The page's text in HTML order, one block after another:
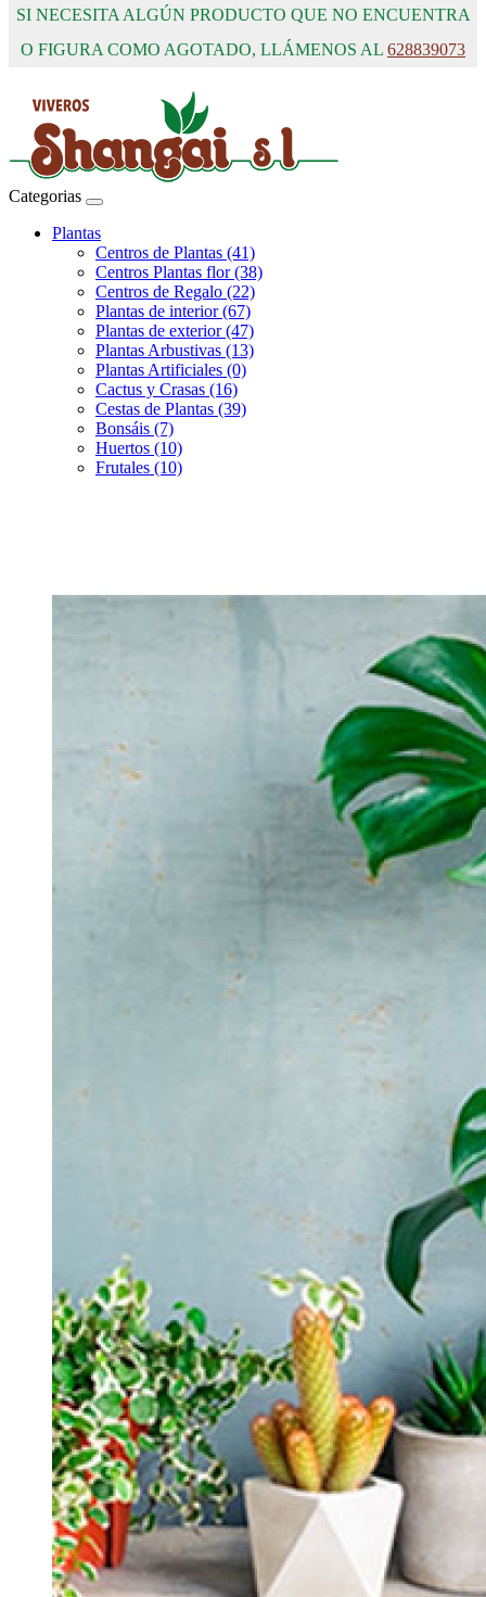
SI NECESITA ALGÚN PRODUCTO QUE NO ENCUENTRA
O FIGURA COMO AGOTADO, LLÁMENOS AL 628839073
Categorias
Plantas
Centros de Plantas (41)
Centros Plantas flor (38)
Centros de Regalo (22)
Plantas de interior (67)
Plantas de exterior (47)
Plantas Arbustivas (13)
Plantas Artificiales (0)
Cactus y Crasas (16)
Cestas de Plantas (39)
Bonsáis (7)
Huertos (10)
Frutales (10)